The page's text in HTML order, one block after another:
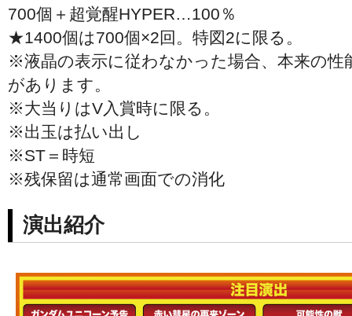
700個＋超覚醒HYPER…100％
★1400個は700個×2回。特図2に限る。
※液晶の表示に従わなかった場合、本来の性
があります。
※大当りはV入賞時に限る。
※出玉は払い出し
※ST＝時短
※残保留は通常画面での消化
演出紹介